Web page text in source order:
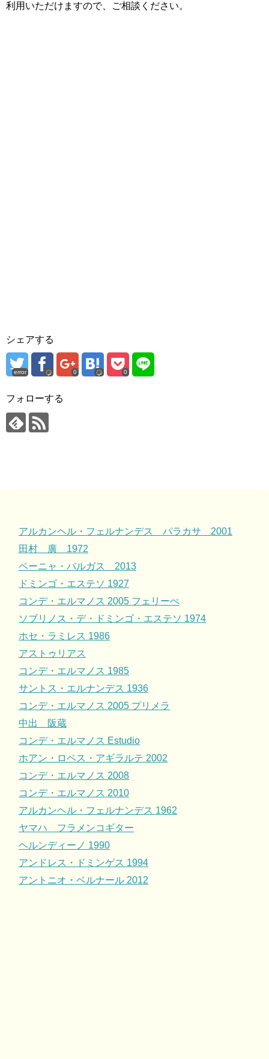
利用いただけますので、ご相談ください。
シェアする
error 0 0
フォローする
アルカンヘル・フェルナンデス パラカサ 2001
田村 廣 1972
ペーニャ・バルガス 2013
ドミンゴ・エステソ 1927
コンデ・エルマノス 2005 フェリーぺ
ソブリノス・デ・ドミンゴ・エステソ 1974
ホセ・ラミレス 1986
アストゥリアス
コンデ・エルマノス 1985
サントス・エルナンデス 1936
コンデ・エルマノス 2005 プリメラ
中出 阪蔵
コンデ・エルマノス Estudio
ホアン・ロペス・アギラルテ 2002
コンデ・エルマノス 2008
コンデ・エルマノス 2010
アルカンヘル・フェルナンデス 1962
ヤマハ フラメンコギター
ヘルンディーノ 1990
アンドレス・ドミンゲス 1994
アントニオ・ベルナール 2012